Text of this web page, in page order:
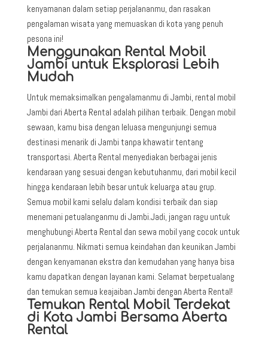
kenyamanan dalam setiap perjalananmu, dan rasakan
pengalaman wisata yang memuaskan di kota yang penuh
pesona ini!
Menggunakan Rental Mobil
Jambi untuk Eksplorasi Lebih
Mudah
Untuk memaksimalkan pengalamanmu di Jambi, rental mobil
Jambi dari Aberta Rental adalah pilihan terbaik. Dengan mobil
sewaan, kamu bisa dengan leluasa mengunjungi semua
destinasi menarik di Jambi tanpa khawatir tentang
transportasi. Aberta Rental menyediakan berbagai jenis
kendaraan yang sesuai dengan kebutuhanmu, dari mobil kecil
hingga kendaraan lebih besar untuk keluarga atau grup.
Semua mobil kami selalu dalam kondisi terbaik dan siap
menemani petualanganmu di Jambi.Jadi, jangan ragu untuk
menghubungi Aberta Rental dan sewa mobil yang cocok untuk
perjalananmu. Nikmati semua keindahan dan keunikan Jambi
dengan kenyamanan ekstra dan kemudahan yang hanya bisa
kamu dapatkan dengan layanan kami. Selamat berpetualang
dan temukan semua keajaiban Jambi dengan Aberta Rental!
Temukan Rental Mobil Terdekat
di Kota Jambi Bersama Aberta
Rental